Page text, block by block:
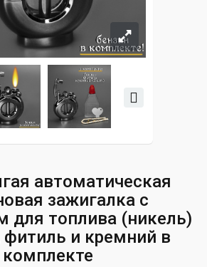
автоматическая
зажигалка с
для топлива (никель)
фитиль и кремний в
комплекте